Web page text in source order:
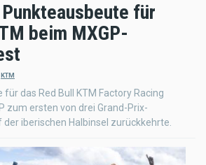
für
beim MXGP-
KTM
das Red Bull KTM Factory Racing
zum ersten von drei Grand-Prix-
iberischen Halbinsel zurückkehrte.